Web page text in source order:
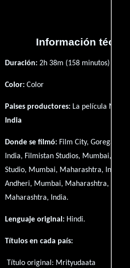
Información
Duración: 2h 38m (158 minutos) .
Color: Color
Paises productores: La película
India
Donde se filmó: Film City, Goregaon,
India, Filmistan Studios, Mumbai,
Studio, Mumbai, Maharashtra, India,
Andheri, Mumbai, Maharashtra, India
Maharashtra, India.
Lenguaje original: Hindi.
Títulos en cada país:
Título original: Mrityudaata